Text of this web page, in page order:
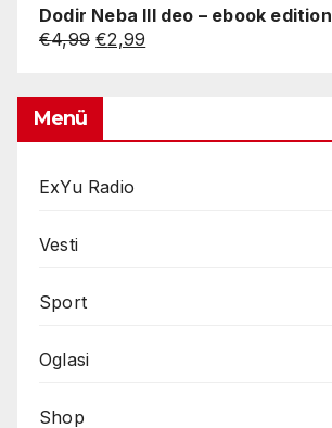
was:
€4,99.
is:
€2,99.
Dodir Neba III deo – ebook edition
€4,99 Original
€2,99
Menü
ExYu Radio
Vesti
Sport
Oglasi
Shop